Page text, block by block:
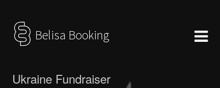
Belisa Booking
Ukraine Fundraiser